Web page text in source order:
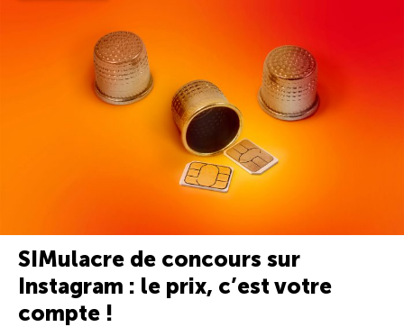
SIMulacre de concours sur
Instagram : le prix, c’est votre
compte !